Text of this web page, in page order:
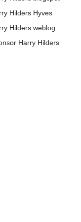
Hilders Hyves
Hilders weblog
Harry Hilders